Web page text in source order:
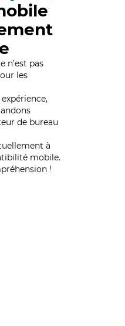
n’est pas
les
de bureau
à
mobile.
!